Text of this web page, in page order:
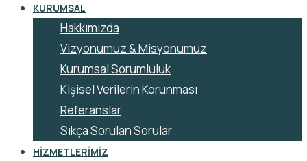
KURUMSAL
Hakkımızda
Vizyonumuz & Misyonumuz
Kurumsal Sorumluluk
Kişisel Verilerin Korunması
Referanslar
Sıkça Sorulan Sorular
HIZMETLERIMIZ